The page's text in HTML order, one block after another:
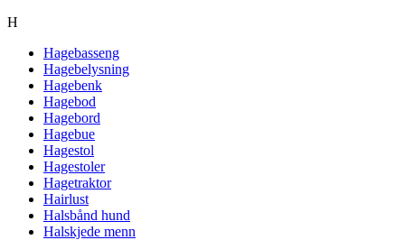
H
Hagebasseng
Hagebelysning
Hagebenk
Hagebod
Hagebord
Hagebue
Hagestol
Hagestoler
Hagetraktor
Hairlust
Halsbånd hund
Halskjede menn